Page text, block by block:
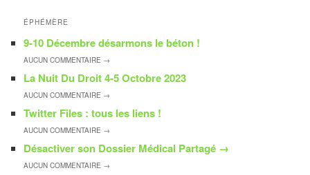
ÉPHÉMÈRE
9-10 Décembre désarmons le béton !
AUCUNCOMMENTAIRE →
La Nuit Du Droit 4-5 Octobre 2023
AUCUNCOMMENTAIRE →
Twitter Files : tous les liens !
AUCUNCOMMENTAIRE →
Désactiver son Dossier Médical Partagé →
AUCUNCOMMENTAIRE →